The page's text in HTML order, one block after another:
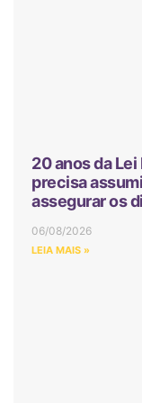
20 anos da Lei
precisa
assegurar os
06/08/2026
LEIA MAIS »